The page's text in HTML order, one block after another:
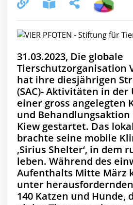
31.03.2023, Die globale
Tierschutzorganisation
hat ihre diesjährigen
(SAC)- Aktivitäten in
einer gross angelegten
und Behandlungsaktion
Kiew gestartet. Das
brachte seine mobile
‚Sirius Shelter‘, in dem
leben. Während des
Aufenthalts Mitte März
unter
140 Katzen und Hunde,